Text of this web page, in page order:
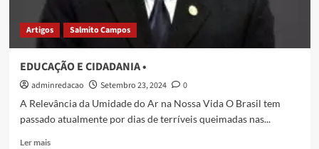
Artigos Salmito Campos
EDUCAÇÃO E CIDADANIA •
adminredacao Setembro 23, 2024
0
A Relevância da Umidade do Ar na Nossa Vida O Brasil tem
passado atualmente por dias de terríveis queimadas nas...
Ler mais